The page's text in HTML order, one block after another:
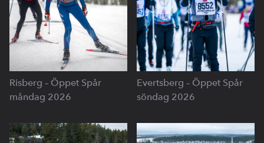
Risberg – Öppet Spår
måndag 2026
Evertsberg – Öppet Spår
söndag 2026